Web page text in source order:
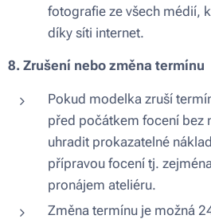
fotografie ze všech médií,
díky síti internet.
8. Zrušení nebo změna termínu
Pokud modelka zruší
před počátkem focení bez
uhradit prokazatelné
přípravou focení tj.
pronájem ateliéru.
Změna termínu je možná